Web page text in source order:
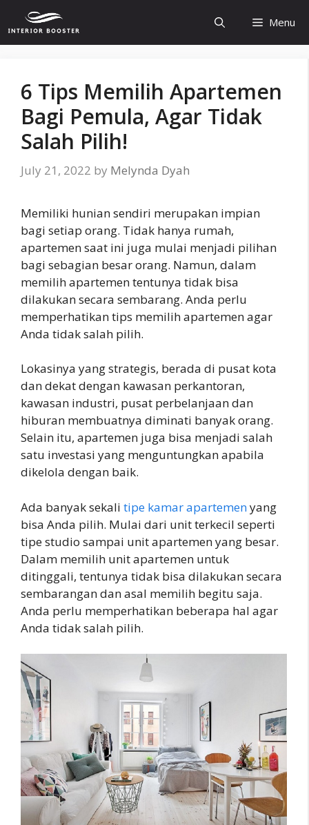
to
content
Menu
6 Tips Memilih Apartemen
Bagi Pemula, Agar Tidak
Salah Pilih!
July 21, 2022 by Melynda Dyah
Memiliki hunian sendiri merupakan impian
bagi setiap orang. Tidak hanya rumah,
apartemen saat ini juga mulai menjadi pilihan
bagi sebagian besar orang. Namun, dalam
memilih apartemen tentunya tidak bisa
dilakukan secara sembarang. Anda perlu
memperhatikan tips memilih apartemen agar
Anda tidak salah pilih.
Lokasinya yang strategis, berada di pusat kota
dan dekat dengan kawasan perkantoran,
kawasan industri, pusat perbelanjaan dan
hiburan membuatnya diminati banyak orang.
Selain itu, apartemen juga bisa menjadi salah
satu investasi yang menguntungkan apabila
dikelola dengan baik.
Ada banyak sekali tipe kamar apartemenyang
bisa Anda pilih. Mulai dari unit terkecil seperti
tipe studio sampai unit apartemen yang besar.
Dalam memilih unit apartemen untuk
ditinggali, tentunya tidak bisa dilakukan secara
sembarangan dan asal memilih begitu saja.
Anda perlu memperhatikan beberapa hal agar
Anda tidak salah pilih.